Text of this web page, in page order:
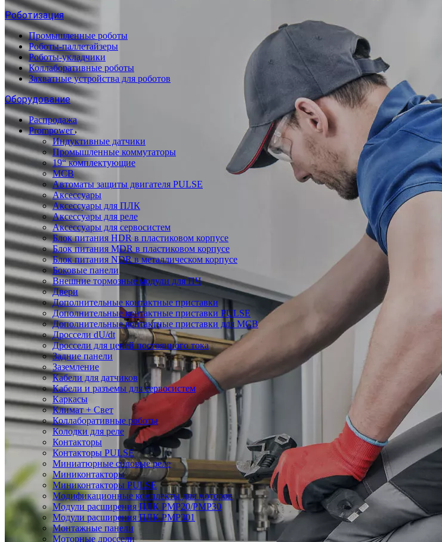
Роботизация
Промышленные роботы
Роботы-паллетайзеры
Роботы-укладчики
Коллаборативные роботы
Захватные устройства для роботов
Оборудование
Распродажа
Prompower
Индуктивные датчики
Промышленные коммутаторы
19“ комплектующие
MCB
Автоматы защиты двигателя PULSE
Аксессуары
Аксессуары для ПЛК
Аксессуары для реле
Аксессуары для сервосистем
Блок питания HDR в пластиковом корпусе
Блок питания MDR в пластиковом корпусе
Блок питания NDR в металлическом корпусе
Боковые панели
Внешние тормозные модули для ПЧ
Двери
Дополнительные контактные приставки
Дополнительные контактные приставки PULSE
Дополнительные контактные приставки для MCB
Дроссели dU/dt
Дроссели для цепей постоянного тока
Задние панели
Заземление
Кабели для датчиков
Кабели и разъемы для сервосистем
Каркасы
Климат + Свет
Коллаборативные роботы
Колодки для реле
Контакторы
Контакторы PULSE
Миниатюрные силовые реле
Миниконтакторы
Миниконтакторы PULSE
Модификационные комплекты для моторов
Модули расширения ПЛК PMP20/PMP30
Модули расширения ПЛК PMP301
Монтажные панели
Моторные дроссели